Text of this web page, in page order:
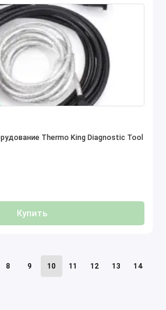
Thermo King Diagnostic Tool
Купить
8 9 10 11 12 13 14